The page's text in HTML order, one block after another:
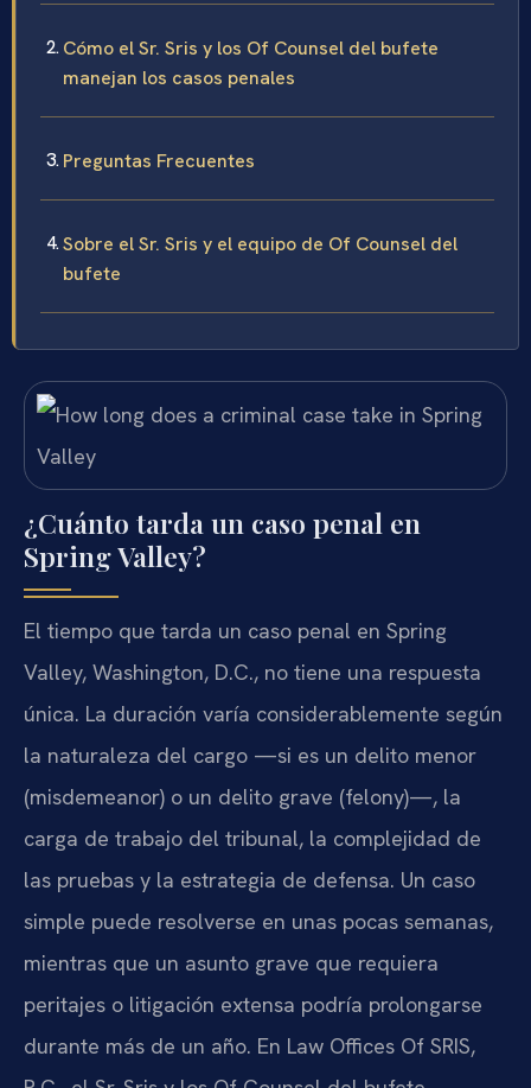
Cómo el Sr. Sris y los Of Counsel del bufete
manejan los casos penales
Preguntas Frecuentes
Sobre el Sr. Sris y el equipo de Of Counsel del
bufete
¿Cuánto tarda un caso penal en
Spring Valley?
El tiempo que tarda un caso penal en Spring
Valley, Washington, D.C., no tiene una respuesta
única. La duración varía considerablemente según
la naturaleza del cargo —si es un delito menor
(misdemeanor) o un delito grave (felony)—, la
carga de trabajo del tribunal, la complejidad de
las pruebas y la estrategia de defensa. Un caso
simple puede resolverse en unas pocas semanas,
mientras que un asunto grave que requiera
peritajes o litigación extensa podría prolongarse
durante más de un año. En Law Offices Of SRIS,